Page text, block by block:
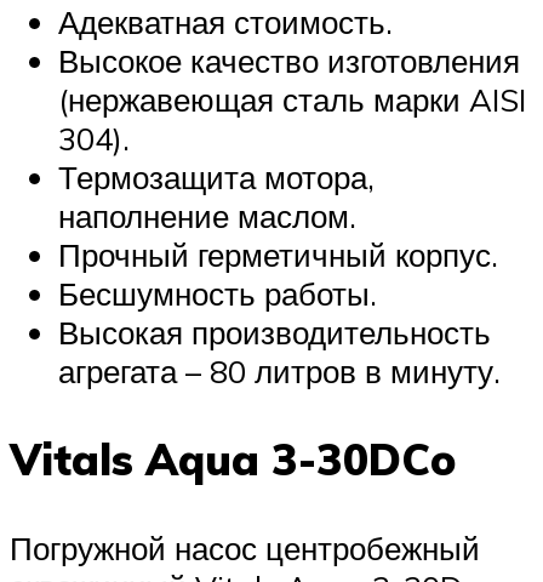
Адекватная стоимость.
Высокое качество изготовления
(нержавеющая сталь марки AISI
304).
Термозащита мотора,
наполнение маслом.
Прочный герметичный корпус.
Бесшумность работы.
Высокая производительность
агрегата – 80 литров в минуту.
Vitals Aqua 3-30DCo
Погружной насос центробежный